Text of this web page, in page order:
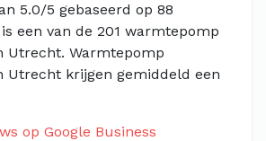
5.0/5 gebaseerd op 88
een van de 201 warmtepomp
Utrecht. Warmtepomp
Utrecht krijgen gemiddeld een
op Google Business